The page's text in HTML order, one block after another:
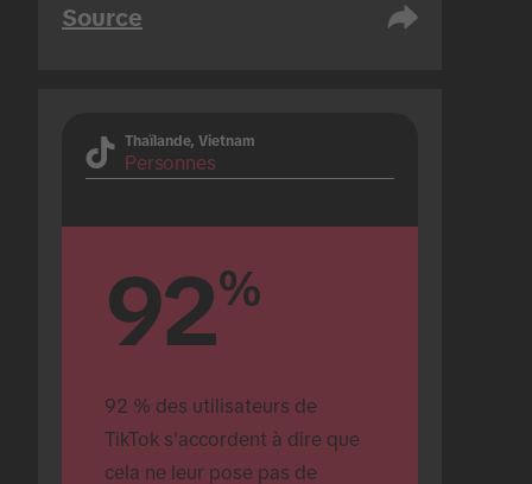
Source
Thaïlande, Vietnam
Personnes
92%
92 % des utilisateurs de
TikTok s'accordent à dire que
cela ne leur pose pas de